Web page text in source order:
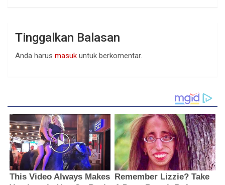
Tinggalkan Balasan
Anda harus masuk untuk berkomentar.